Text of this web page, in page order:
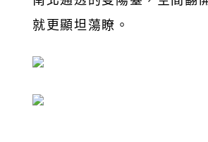
就更顯坦蕩瞭。